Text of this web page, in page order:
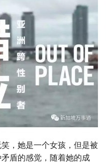
，她是一个女孩，但是被
盾的感觉，随着她的成